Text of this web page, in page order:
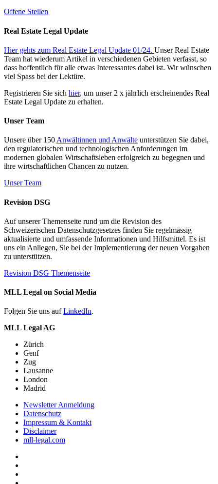
Offene Stellen
Real Estate Legal Update
Hier gehts zum Real Estate Legal Update 01/24. Unser Real Estate
Team hat wiederum Artikel in verschiedenen Gebieten verfasst, so
dass hoffentlich für alle etwas Interessantes dabei ist. Wir wünschen
viel Spass bei der Lektüre.
Registrieren Sie sich hier, um unser 2 x jährlich erscheinendes Real
Estate Legal Update zu erhalten.
Unser Team
Unsere über 150 Anwältinnen und Anwälte unterstützen Sie dabei,
den regulatorischen und technologischen Anforderungen im
modernen globalen Wirtschaftsleben erfolgreich zu begegnen und
ihre wirtschaftlichen Chancen zu nutzen.
Unser Team
Revision DSG
Auf unserer Themenseite rund um die Revision des
Schweizerischen Datenschutzgesetzes finden Sie regelmässig
aktualisierte und umfassende Informationen und Hilfsmittel. Es ist
uns ein Anliegen, Sie bei der Implementierung der neuen Vorgaben
zu unterstützen.
Revision DSG Themenseite
MLL Legal on Social Media
Folgen Sie uns aufLinkedIn.
MLL Legal AG
Zürich
Genf
Zug
Lausanne
London
Madrid
Newsletter Anmeldung
Datenschutz
Impressum & Kontakt
Disclaimer
mll-legal.com